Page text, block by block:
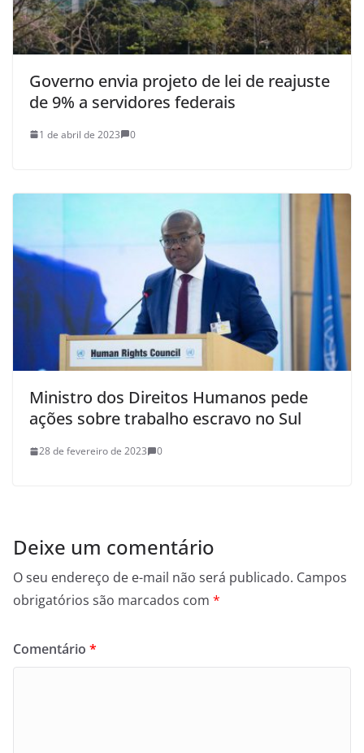
Governo envia projeto de lei de reajuste
de 9% a servidores federais
1 de abril de 2023 0
Ministro dos Direitos Humanos pede
ações sobre trabalho escravo no Sul
28 de fevereiro de 2023 0
Deixe um comentário
O seu endereço de e-mail não será publicado. Campos
obrigatórios são marcados com *
Comentário *